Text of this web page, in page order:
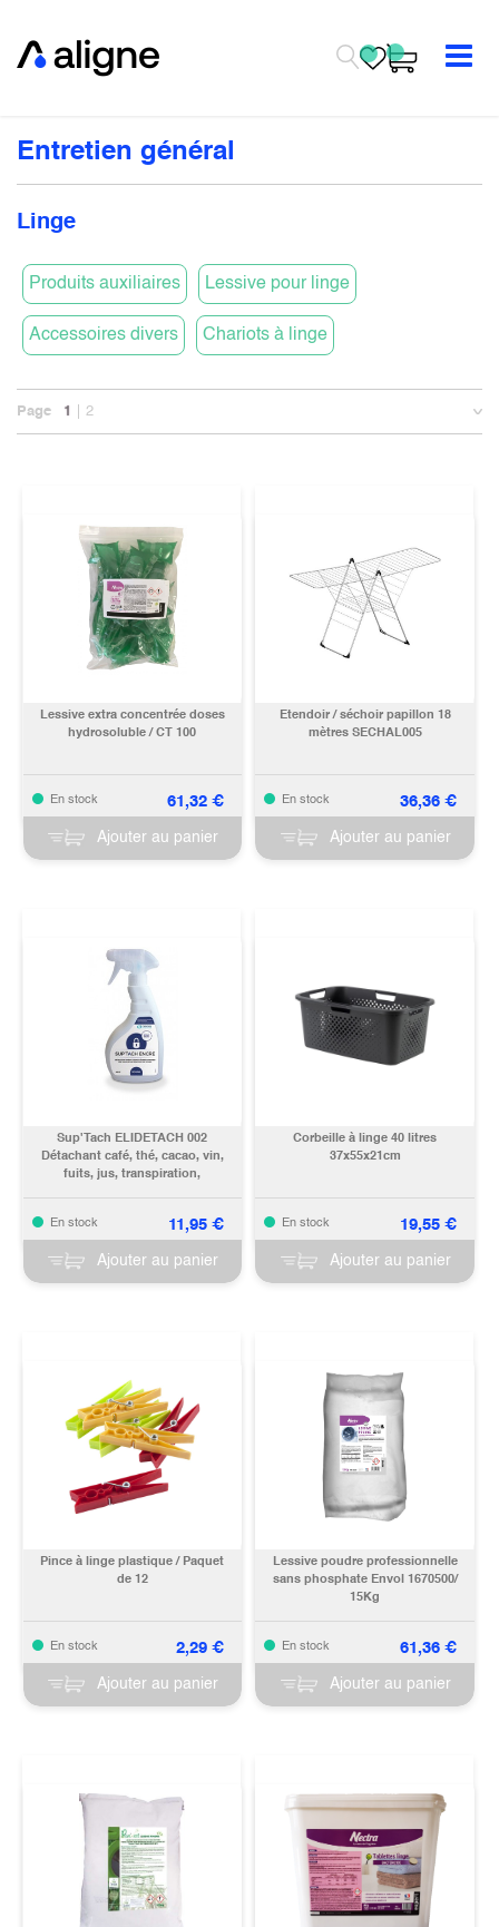
Entretien général
Linge
Produits auxiliaires Lessive pour linge
Accessoires divers Chariots à linge
Page 1 2
Lessive extra concentrée doses
hydrosoluble / CT 100
En stock 61,32€
Ajouter au panier
Etendoir / séchoir papillon 18
mètres SECHAL005
En stock 36,36€
Ajouter au panier
Sup'Tach ELIDETACH 002
Détachant café, thé, cacao, vin,
fuits, jus, transpiration,
En stock 11,95€
Ajouter au panier
Corbeille à linge 40 litres
37x55x21cm
En stock 19,55€
Ajouter au panier
Pince à linge plastique / Paquet
de 12
En stock 2,29€
Ajouter au panier
Lessive poudre professionnelle
sans phosphate Envol 1670500/
15Kg
En stock 61,36€
Ajouter au panier